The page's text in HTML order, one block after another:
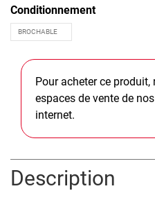
Conditionnement
Pour acheter ce produit,
espaces de vente de
internet.
Description